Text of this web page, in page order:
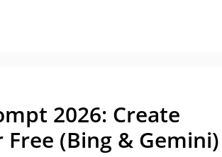
2026: Create
(Bing & Gemini)